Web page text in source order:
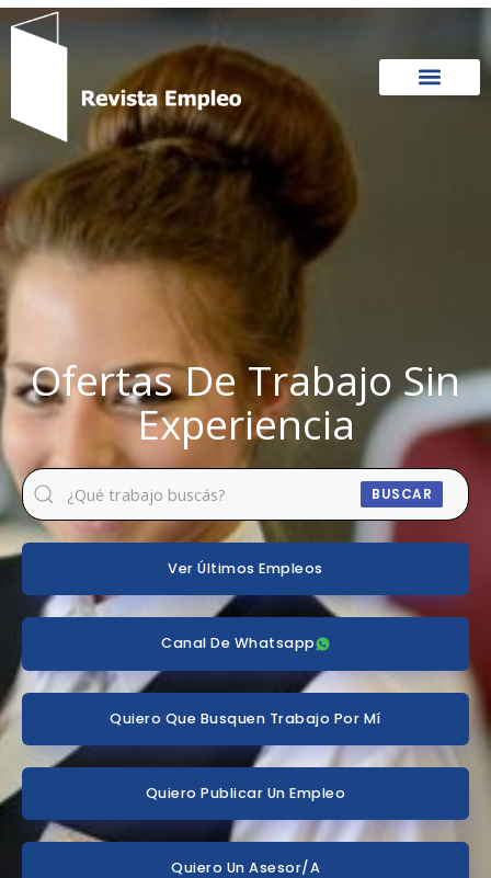
Ir
Ofertas De Trabajo Sin
Experiencia
BUSCAR
Ver Últimos Empleos
Canal De Whatsapp
Quiero Que Busquen Trabajo Por Mí
Quiero Publicar Un Empleo
Quiero Un Asesor/a